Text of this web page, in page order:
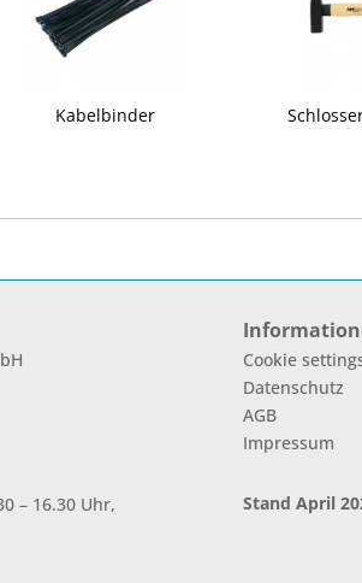
Kabelbinder
– 16.30 Uhr,
Cookie
Datenschutz
AGB
Impressum
Stand April